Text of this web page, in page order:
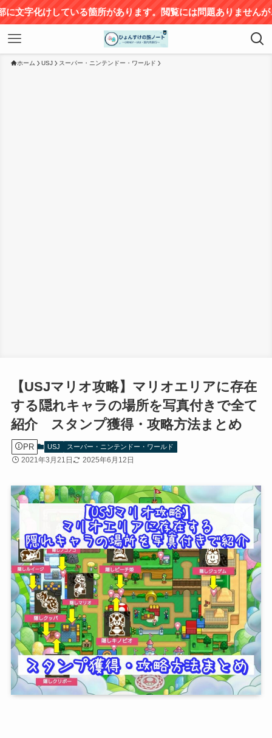
サイ
ホーム USJ スーパー・ニンテンドー・ワールド
【USJマリオ攻略】マリオエリアに存在
する隠れキャラの場所を写真付きで全て
紹介 スタンプ獲得・攻略方法まとめ
PR USJ スーパー・ニンテンドー・ワールド
2021年3月21日 2025年6月12日